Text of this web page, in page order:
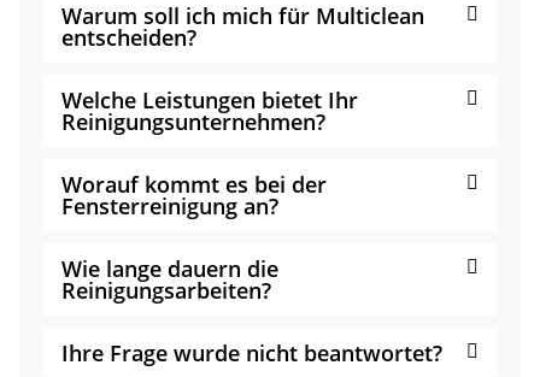
Warum soll ich mich für Multiclean
entscheiden?
Welche Leistungen bietet Ihr
Reinigungsunternehmen?
Worauf kommt es bei der
Fensterreinigung an?
Wie lange dauern die
Reinigungsarbeiten?
Ihre Frage wurde nicht beantwortet?